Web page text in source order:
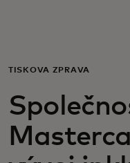
Pro firmy
Pro svět
TISKOVÁ ZPRÁVA